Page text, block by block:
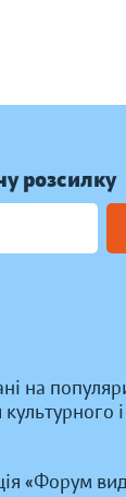
розсилку
на
і
«Форум